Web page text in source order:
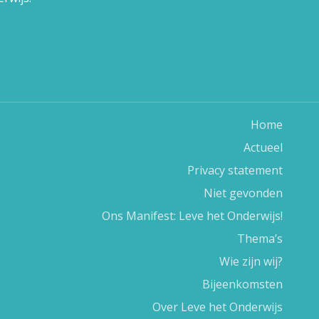
Home
Actueel
Privacy statement
Niet gevonden
Ons Manifest: Leve het Onderwijs!
Thema’s
Wie zijn wij?
Bijeenkomsten
Over Leve het Onderwijs